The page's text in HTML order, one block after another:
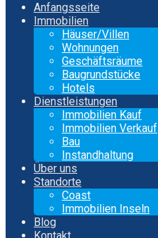
Anfangsseite
Immobilien
Häuser/Villen
Wohnungen
Geschäftsräume
Baugrundstücke
Hotels
Dienstleistungen
Immobilien Kauf
Immobilien Verkauf
Bau
Instandhaltung
Über uns
Standorte
Coast
Immobilien Inseln
Blog